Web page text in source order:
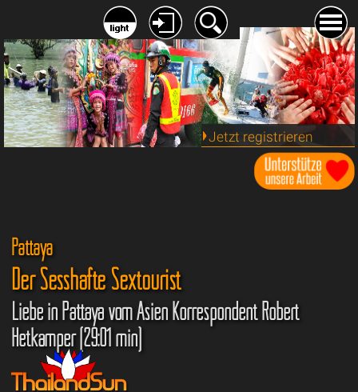
Jetzt registrieren
Pattaya
Der Sesshafte Sextourist
Liebe in Pattaya vom Asien Korrespondent Robert
Hetkämper (29:01 min)